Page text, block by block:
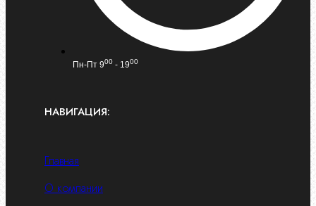
Пн-Пт 900 - 1900
НАВИГАЦИЯ:
Главная
О компании